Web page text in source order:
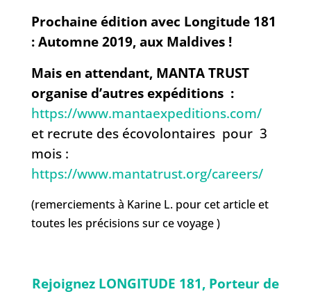
Prochaine édition avec Longitude 181
: Automne 2019, aux Maldives !
Mais en attendant, MANTA TRUST
organise d’autres expéditions :
https://www.mantaexpeditions.com/
et recrute des écovolontaires pour 3
mois :
https://www.mantatrust.org/careers/
(remerciements à Karine L. pour cet article et
toutes les précisions sur ce voyage )
Rejoignez LONGITUDE 181, Porteur de